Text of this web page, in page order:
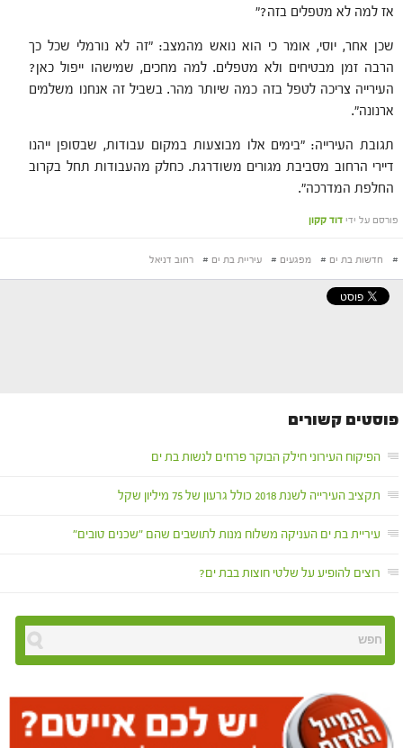
אז למה לא מטפלים בזה?"
שכן אחר, יוסי, אומר כי הוא נואש מהמצב: "זה לא נורמלי שכל כך
הרבה זמן מבטיחים ולא מטפלים. למה מחכים, שמישהו ייפול כאן?
העירייה צריכה לטפל בזה כמה שיותר מהר. בשביל זה אנחנו משלמים
ארנונה".
תגובת העירייה: "בימים אלו מבוצעות במקום עבודות, שבסופן ייהנו
דיירי הרחוב מסביבת מגורים משודרגת. כחלק מהעבודות תחל בקרוב
החלפת המדרכה".
פורסם על ידי דוד קקון
# חדשות בת ים # מפגעים # עיריית בת ים # רחוב דניאל
פוסטים קשורים
הפיקוח העירוני חילק הבוקר פרחים לנשות בת ים
תקציב העירייה לשנת 2018 כולל גרעון של 75 מיליון שקל
עיריית בת ים העניקה משלוח מנות לתושבים שהם "שכנים טובים"
רוצים להופיע על שלטי חוצות בבת ים?